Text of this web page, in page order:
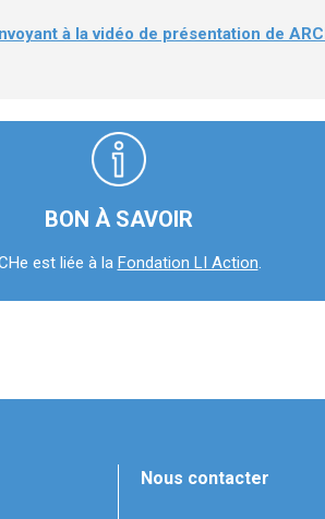
à la vidéo de présentation de
BON À SAVOIR
est liée à la Fondation LI Action.
Nous contacter